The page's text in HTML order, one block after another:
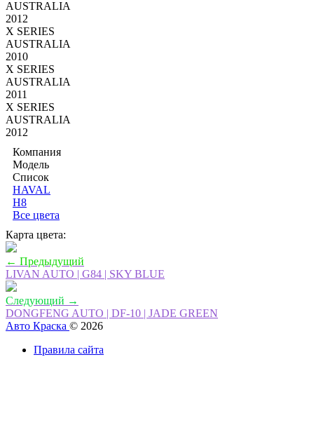
AUSTRALIA
2012
X SERIES
AUSTRALIA
2010
X SERIES
AUSTRALIA
2011
X SERIES
AUSTRALIA
2012
Компания
Модель
Список
HAVAL
H8
Все цвета
Карта цвета:
← Предыдущий
LIVAN AUTO | G84 | SKY BLUE
Следующий →
DONGFENG AUTO | DF-10 | JADE GREEN
Авто Краска © 2026
Правила сайта